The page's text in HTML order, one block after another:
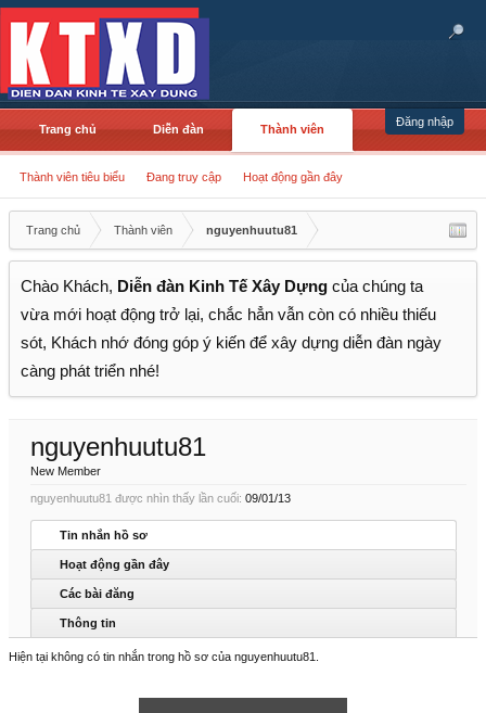
Đăng nhập
Trang chủ Diễn đàn Thành viên
Thành viên tiêu biểu Đang truy cập Hoạt động gần đây
Trang chủ Thành viên nguyenhuutu81
Chào Khách, Diễn đàn Kinh Tế Xây Dựng của chúng ta
vừa mới hoạt động trở lại, chắc hẳn vẫn còn có nhiều thiếu
sót, Khách nhớ đóng góp ý kiến để xây dựng diễn đàn ngày
càng phát triển nhé!
nguyenhuutu81
New Member
nguyenhuutu81 được nhìn thấy lần cuối: 09/01/13
Tin nhắn hồ sơ
Hoạt động gần đây
Các bài đăng
Thông tin
Hiện tại không có tin nhắn trong hồ sơ của nguyenhuutu81.